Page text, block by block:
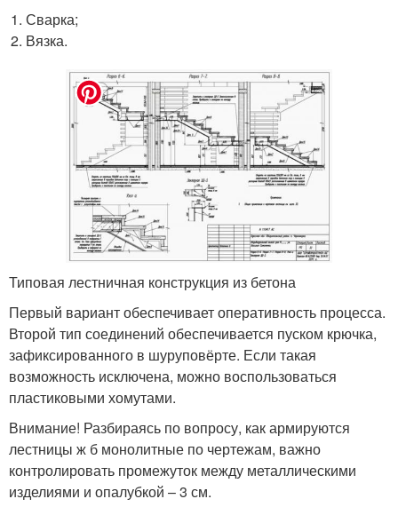
Сварка;
Вязка.
Типовая лестничная конструкция из бетона
Первый вариант обеспечивает оперативность процесса.
Второй тип соединений обеспечивается пуском крючка,
зафиксированного в шуруповёрте. Если такая
возможность исключена, можно воспользоваться
пластиковыми хомутами.
Внимание! Разбираясь по вопросу, как армируются
лестницы ж б монолитные по чертежам, важно
контролировать промежуток между металлическими
изделиями и опалубкой – 3 см.